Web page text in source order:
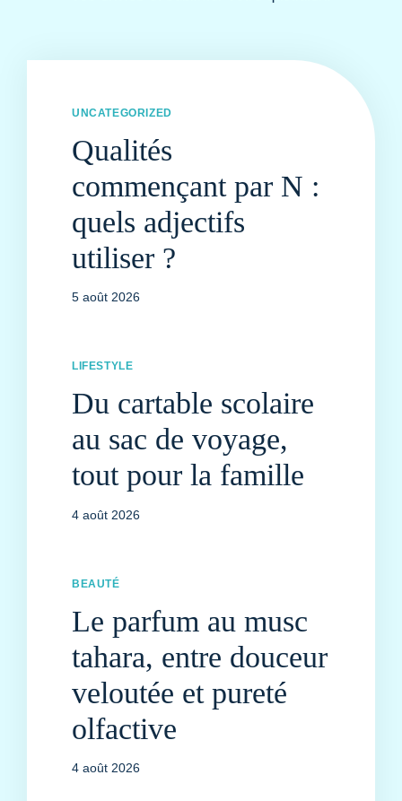
UNCATEGORIZED
Qualités
commençant par N :
quels adjectifs
utiliser ?
5 août 2026
LIFESTYLE
Du cartable scolaire
au sac de voyage,
tout pour la famille
4 août 2026
BEAUTÉ
Le parfum au musc
tahara, entre douceur
veloutée et pureté
olfactive
4 août 2026